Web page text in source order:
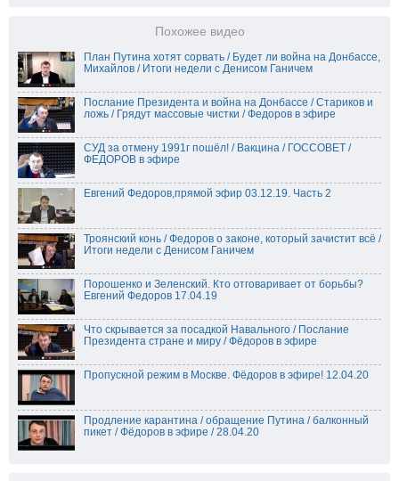
Похожее видео
План Путина хотят сорвать / Будет ли война на Донбассе,
Михайлов / Итоги недели с Денисом Ганичем
Послание Президента и война на Донбассе / Стариков и
ложь / Грядут массовые чистки / Федоров в эфире
СУД за отмену 1991г пошёл! / Вакцина / ГОССОВЕТ /
ФЕДОРОВ в эфире
Евгений Федоров,прямой эфир 03.12.19. Часть 2
Троянский конь / Федоров о законе, который зачистит всё /
Итоги недели с Денисом Ганичем
Порошенко и Зеленский. Кто отговаривает от борьбы?
Евгений Федоров 17.04.19
Что скрывается за посадкой Навального / Послание
Президента стране и миру / Фёдоров в эфире
Пропускной режим в Москве. Фёдоров в эфире! 12.04.20
Продление карантина / обращение Путина / балконный
пикет / Фёдоров в эфире / 28.04.20